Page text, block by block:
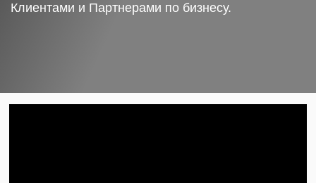
Клиентами и Партнерами по бизнесу.